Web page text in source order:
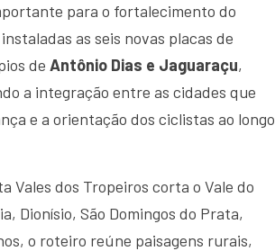
para o fortalecimento do
as seis novas placas de
de Antônio Dias e Jaguaraçu,
a integração entre as cidades que
e a orientação dos ciclistas ao longo
Vales dos Tropeiros corta o Vale do
Dionísio, São Domingos do Prata,
o roteiro reúne paisagens rurais,